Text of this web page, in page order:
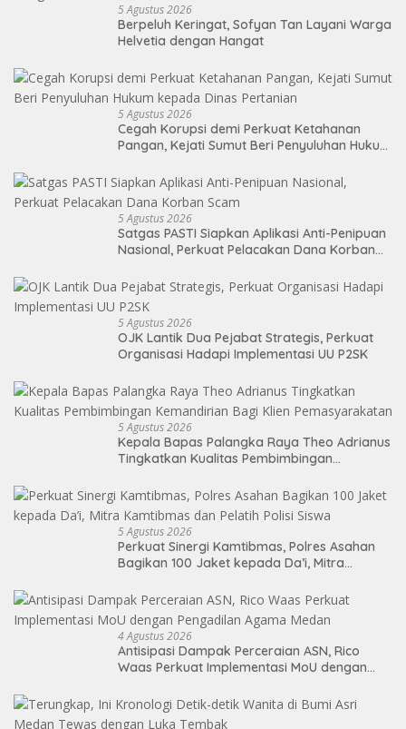
5 Agustus 2026
Berpeluh Keringat, Sofyan Tan Layani Warga
Helvetia dengan Hangat
5 Agustus 2026
Cegah Korupsi demi Perkuat Ketahanan
Pangan, Kejati Sumut Beri Penyuluhan Hukum
5 Agustus 2026
Satgas PASTI Siapkan Aplikasi Anti-Penipuan
Nasional, Perkuat Pelacakan Dana Korban
5 Agustus 2026
OJK Lantik Dua Pejabat Strategis, Perkuat
Organisasi Hadapi Implementasi UU P2SK
5 Agustus 2026
Kepala Bapas Palangka Raya Theo Adrianus
Tingkatkan Kualitas Pembimbingan
5 Agustus 2026
Perkuat Sinergi Kamtibmas, Polres Asahan
Bagikan 100 Jaket kepada Da’i, Mitra
4 Agustus 2026
Antisipasi Dampak Perceraian ASN, Rico
Waas Perkuat Implementasi MoU dengan